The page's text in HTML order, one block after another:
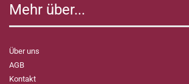
Mehr über...
Über uns
AGB
Kontakt